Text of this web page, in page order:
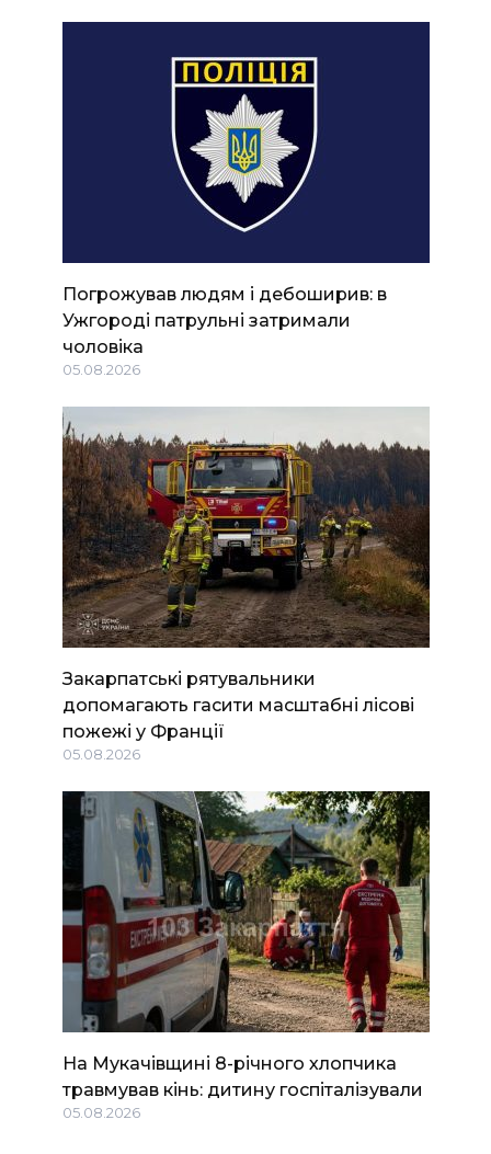
Погрожував людям і дебоширив: в
Ужгороді патрульні затримали
чоловіка
05.08.2026
Закарпатські рятувальники
допомагають гасити масштабні лісові
пожежі у Франції
05.08.2026
На Мукачівщині 8-річного хлопчика
травмував кінь: дитину госпіталізували
05.08.2026